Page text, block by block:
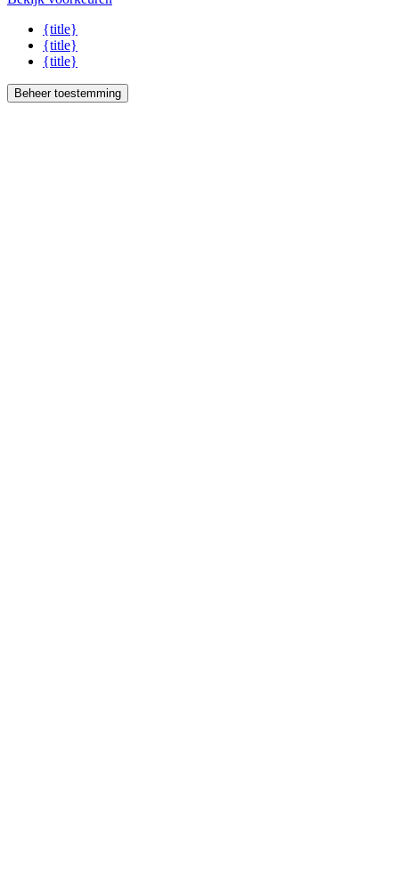
{title}
{title}
{title}
Beheer toestemming